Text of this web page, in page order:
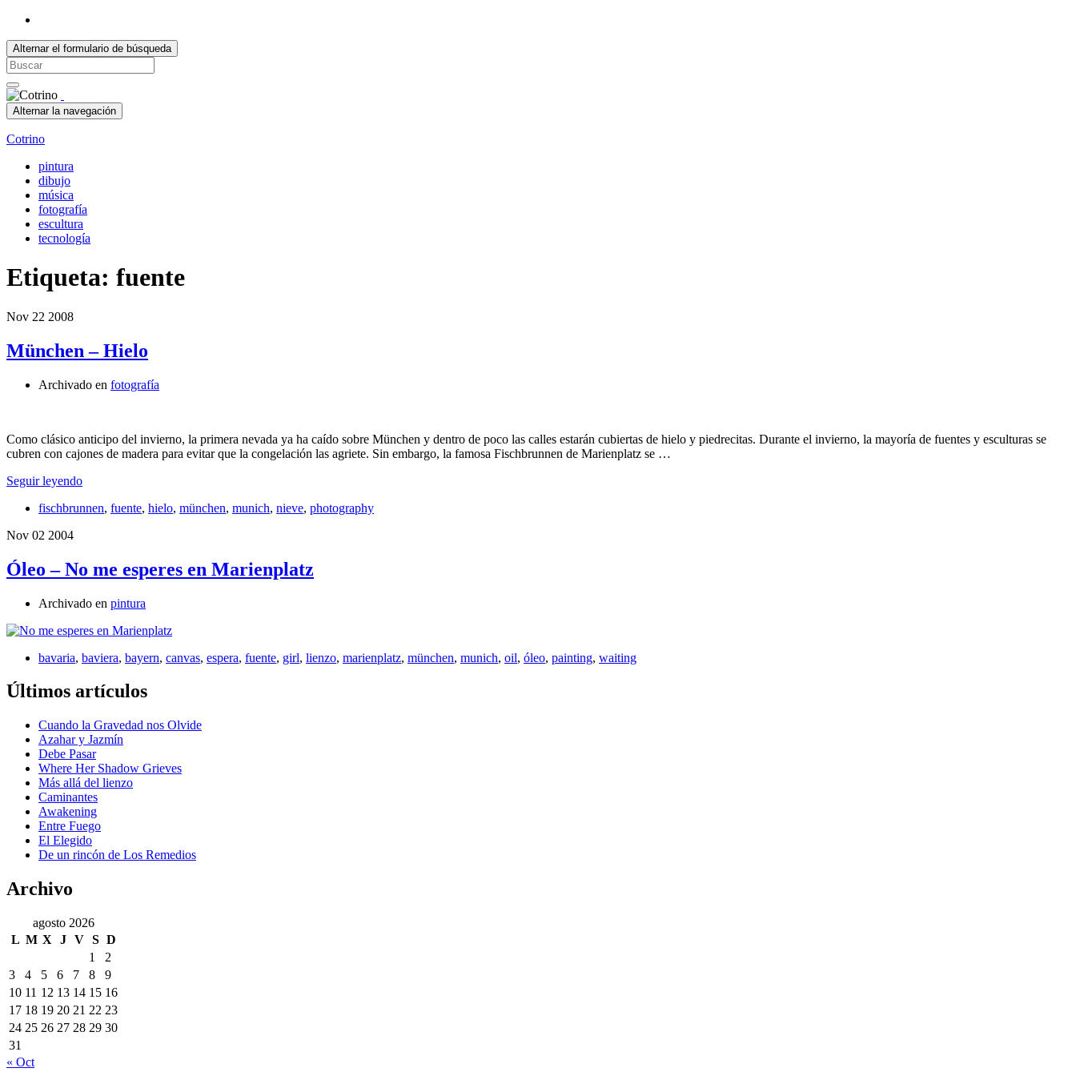
Alternar el formulario de búsqueda
Search
for:
Alternar la navegación
Cotrino
pintura
dibujo
música
fotografía
escultura
tecnología
Etiqueta: fuente
Nov 22 2008
München – Hielo
Archivado en fotografía
Como clásico anticipo del invierno, la primera nevada ya ha caído sobre München y dentro de poco las calles estarán cubiertas de hielo y piedrecitas. Durante el invierno, la mayoría de fuentes y esculturas se
cubren con cajones de madera para evitar que la congelación las agriete. Sin embargo, la famosa Fischbrunnen de Marienplatz se …
Seguir leyendo
fischbrunnen, fuente, hielo, münchen, munich, nieve, photography
Nov 02 2004
Óleo – No me esperes en Marienplatz
Archivado en pintura
bavaria, baviera, bayern, canvas, espera, fuente, girl, lienzo, marienplatz, münchen, munich, oil, óleo, painting, waiting
Últimos artículos
Cuando la Gravedad nos Olvide
Azahar y Jazmín
Debe Pasar
Where Her Shadow Grieves
Más allá del lienzo
Caminantes
Awakening
Entre Fuego
El Elegido
De un rincón de Los Remedios
Archivo
agosto 2026
L M X J V S D
1
2
3
4 5 6 7 8
9
10 11 12 13 14 15 16
17 18 19 20 21 22 23
24 25 26 27 28 29 30
31
« Oct